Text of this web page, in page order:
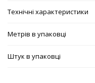
Технічні характеристики
Метрів в упаковці
Штук в упаковці